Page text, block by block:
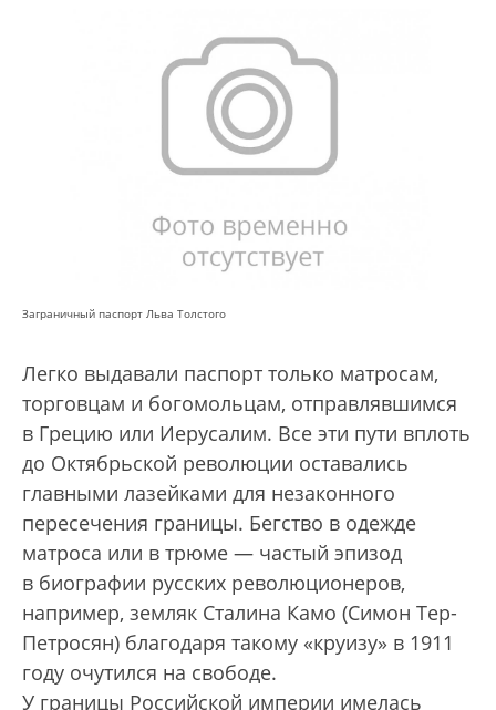
Заграничный паспорт Льва Толстого
Легко выдавали паспорт только матросам,
торговцам и богомольцам, отправлявшимся
в Грецию или Иерусалим. Все эти пути вплоть
до Октябрьской революции оставались
главными лазейками для незаконного
пересечения границы. Бегство в одежде
матроса или в трюме — час­тый эпизод
в биографии русских революционеров,
например, земляк Сталина Камо (Симон Тер-
Петросян) благодаря такому «круизу» в 1911
году очутился на свободе.
У границы Российской империи имелась